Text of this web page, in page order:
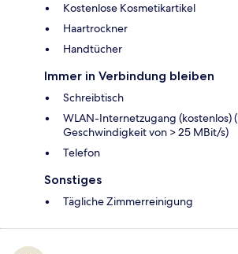
Kostenlose Kosmetikartikel
Haartrockner
Handtücher
Immer in Verbindung bleiben
Schreibtisch
WLAN-Internetzugang (kostenlos)
Geschwindigkeit von > 25 MBit/s)
Telefon
Sonstiges
Tägliche Zimmerreinigung